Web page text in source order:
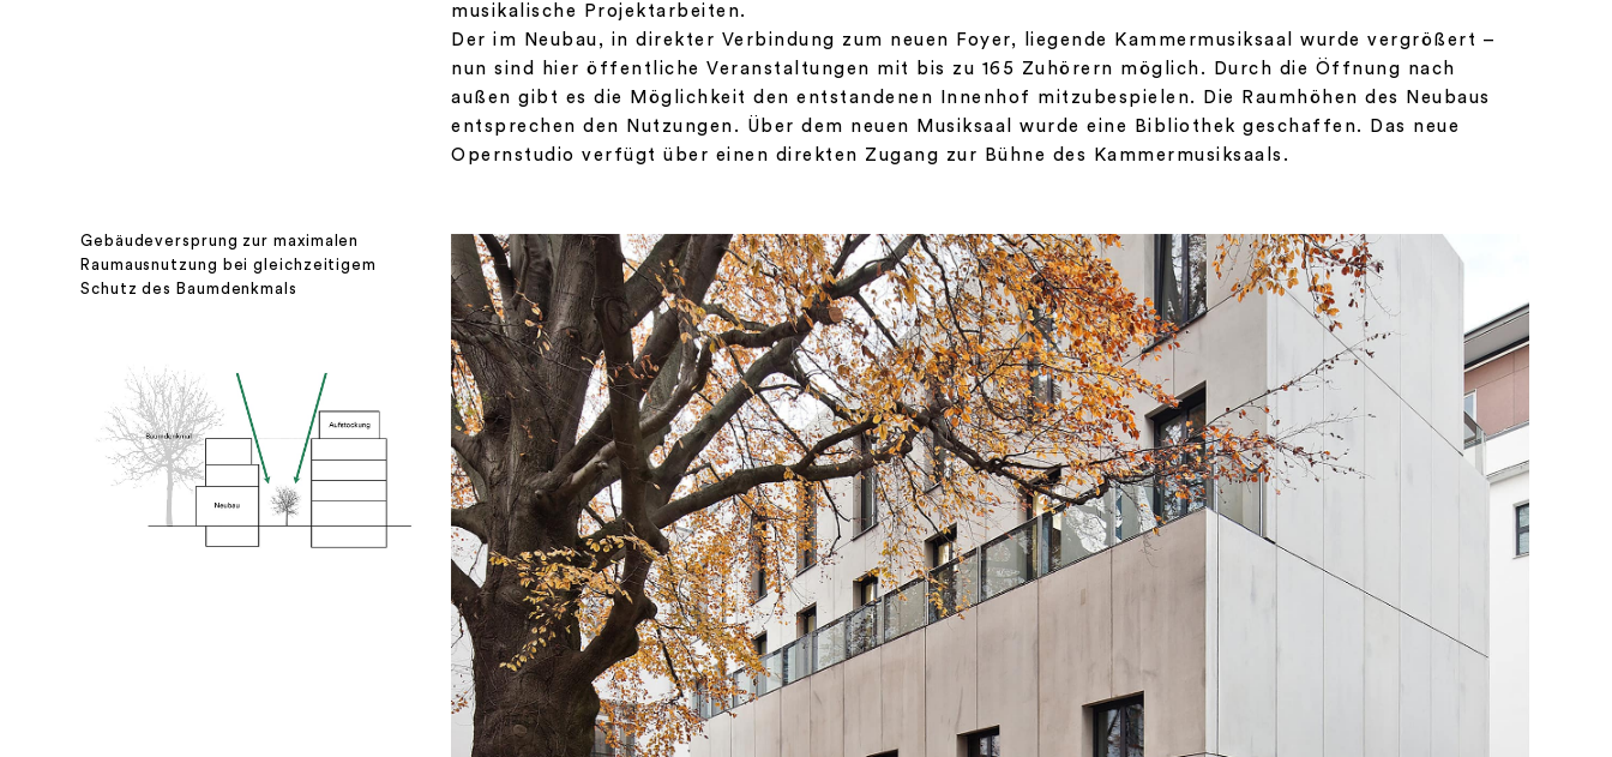
musikalische Projektarbeiten.
Der im Neubau, in direkter Verbindung zum neuen Foyer, liegende Kammermusiksaal wurde vergrößert –
nun sind hier öffentliche Veranstaltungen mit bis zu 165 Zuhörern möglich. Durch die Öffnung nach
außen gibt es die Möglichkeit den entstandenen Innenhof mitzubespielen.
Die Raumhöhen des Neubaus
entsprechen den Nutzungen. Über dem neuen Musiksaal wurde eine Bibliothek geschaffen. Das neue
Opernstudio verfügt über einen direkten Zugang zur Bühne des Kammermusiksaals.
Gebäudeversprung zur maximalen
Raumausnutzung bei gleichzeitigem
Schutz des Baumdenkmals